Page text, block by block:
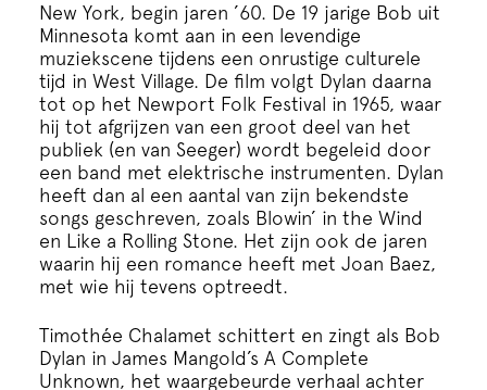
ECI Cultuurcafé
Over ons
Contact
Steun ons
New York, begin jaren ’60. De 19 jarige Bob uit
Minnesota komt aan in een levendige
muziekscene tijdens een onrustige culturele
tijd in West Village. De film volgt Dylan daarna
tot op het Newport Folk Festival in 1965, waar
hij tot afgrijzen van een groot deel van het
publiek (en van Seeger) wordt begeleid door
een band met elektrische instrumenten. Dylan
heeft dan al een aantal van zijn bekendste
songs geschreven, zoals Blowin’ in the Wind
en Like a Rolling Stone. Het zijn ook de jaren
waarin hij een romance heeft met Joan Baez,
met wie hij tevens optreedt.
Timothée Chalamet schittert en zingt als Bob
Dylan in James Mangold’s A Complete
Unknown, het waargebeurde verhaal achter